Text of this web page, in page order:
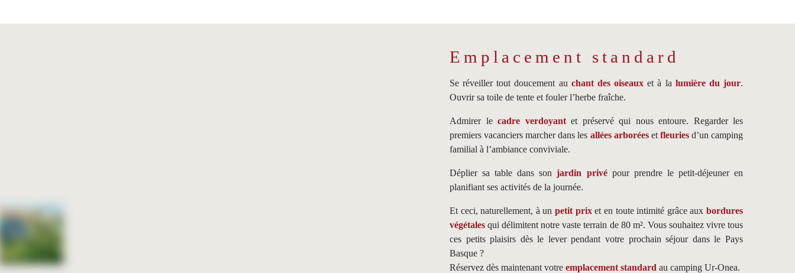
Emplacement standard
Se réveiller tout doucement au chant des oiseaux et à la lumière du jour.
Ouvrir sa toile de tente et fouler l’herbe fraîche.
Admirer le cadre verdoyantet préservé qui nous entoure. Regarder les
premiers vacanciers marcher dans les allées arboréeset fleuriesd’un camping
familial à l’ambiance conviviale.
Déplier sa table dans sonjardin privépour prendre le petit-déjeuner en
planifiant ses activités de la journée.
Et ceci, naturellement, à unpetit prixet en toute intimité grâce auxbordures
végétales qui délimitent notre vaste terrain de 80 m². Vous souhaitez vivre tous
ces petits plaisirs dès le lever pendant votre prochain séjour dans le Pays
Basque ?
Réservez dès maintenant votre emplacement standard au camping Ur-Onea.